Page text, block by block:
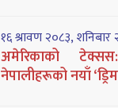
१६ श्रावण २०८३, शनिबार
अमेरिकाको
नेपालीहरूको नयाँ